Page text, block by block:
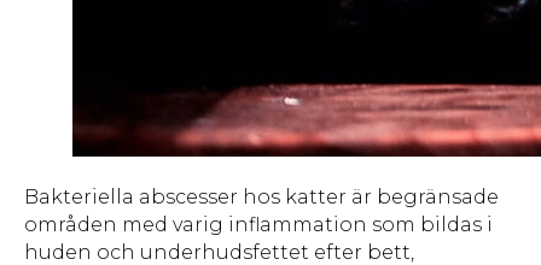
Bakteriella abscesser hos katter är begränsade
områden med varig inflammation som bildas i
huden och underhudsfettet efter bett,